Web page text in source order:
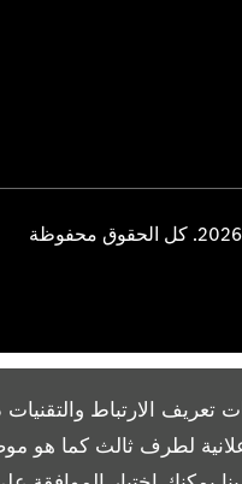
تعريف الارتباط
لطرف ثالث كما هو